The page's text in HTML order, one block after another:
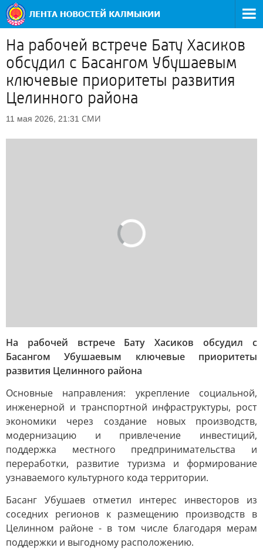
На рабочей встрече Бату Хасиков
обсудил с Басангом Убушаевым
ключевые приоритеты развития
Целинного района
11 мая 2026, 21:31 СМИ
На рабочей встрече Бату Хасиков обсудил с
Басангом Убушаевым ключевые приоритеты
развития Целинного района
Основные направления: укрепление социальной,
инженерной и транспортной инфраструктуры, рост
экономики через создание новых производств,
модернизацию и привлечение инвестиций,
поддержка местного предпринимательства и
переработки, развитие туризма и формирование
узнаваемого культурного кода территории.
Басанг Убушаев отметил интерес инвесторов из
соседних регионов к размещению производств в
Целинном районе - в том числе благодаря мерам
поддержки и выгодному расположению.